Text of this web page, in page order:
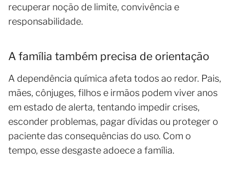
recuperar noção de limite, convivência e
responsabilidade.
A família também precisa de orientação
A dependência química afeta todos ao redor. Pais,
mães, cônjuges, filhos e irmãos podem viver anos
em estado de alerta, tentando impedir crises,
esconder problemas, pagar dívidas ou proteger o
paciente das consequências do uso. Com o
tempo, esse desgaste adoece a família.